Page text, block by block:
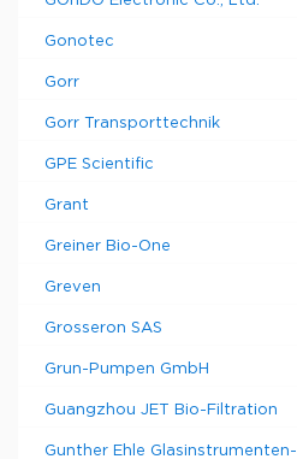
Gonotec
Gorr
Gorr Transporttechnik
GPE Scientific
Grant
Greiner Bio-One
Greven
Grosseron SAS
Grun-Pumpen GmbH
Guangzhou JET Bio-Filtration
Gunther Ehle Glasinstrumenten-